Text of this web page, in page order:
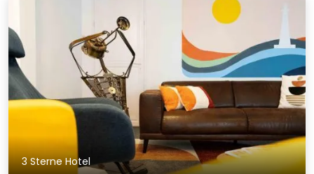
3 Sterne Hotel